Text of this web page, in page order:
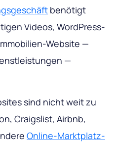
benötigt
Videos, WordPress-
Website —
—
sind nicht weit zu
Craigslist, Airbnb,
Online-Marktplatz-